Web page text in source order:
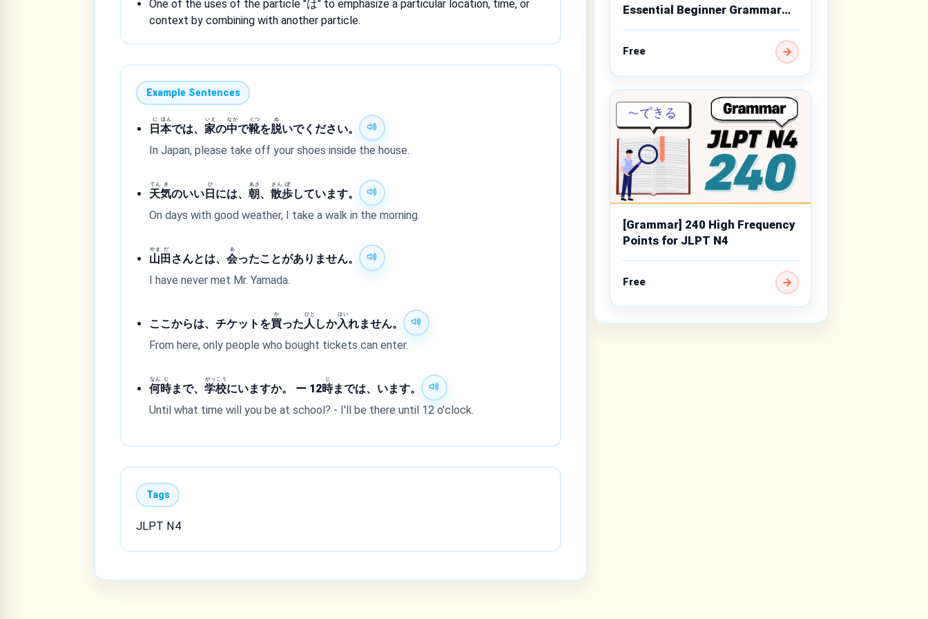
One of the uses of the particle "は" to emphasize a particular location, time, or
context by combining with another particle.
Example Sentences
日
に
本
ほん
では、家
いえ
の中
なか
で靴
くつ
を脱
ぬ
いでください。
In Japan, please take off your shoes inside the house.
天
てん
気
き
のいい日
ひ
には、朝
あさ
、散
さん
歩
ぽ
しています。
On days with good weather, I take a walk in the morning.
山
やま
田
だ
さんとは、会
あ
ったことがありません。
I have never met Mr. Yamada.
ここからは、チケットを買
か
った人
ひと
しか入
はい
れません。
From here, only people who bought tickets can enter.
何
なん
時
じ
まで、学
がっ
校
こう
にいますか。 ー 12時
じ
までは、います。
Until what time will you be at school? - I'll be there until 12 o'clock.
Tags
JLPT N4
Essential Beginner Grammar
Points
Free
[Grammar] 240 High Frequency
Points for JLPT N4
Free